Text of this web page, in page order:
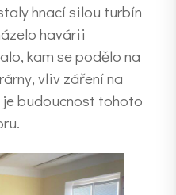
hnací silou turbín
havárii
kam se podělo na
vliv záření na
budoucnost tohoto